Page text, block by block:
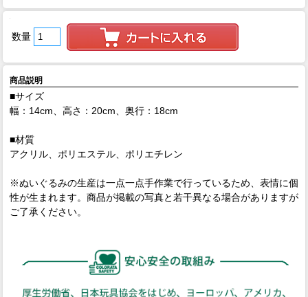
数量
商品説明
■サイズ
幅：14cm、高さ：20cm、奥行：18cm
■材質
アクリル、ポリエステル、ポリエチレン
※ぬいぐるみの生産は一点一点手作業で行っているため、表情に個
性が生まれます。商品が掲載の写真と若干異なる場合がありますが
ご了承ください。